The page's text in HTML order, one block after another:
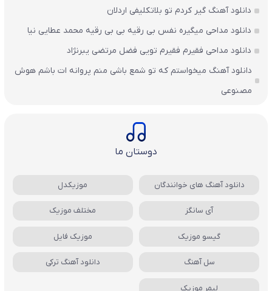
دانلود آهنگ گیر کردم تو بلاتکلیفی اردلان
دانلود مداحی میگیره نفس بی رقیه بی بی رقیه محمد عطایی نیا
دانلود مداحی فقیرم فقیرم تویی فضل مرتضی یبرنژاد
دانلود آهنگ میخواستم که تو شمع باشی منم پروانه ات باشم هوش
مصنوعی
دوستان ما
دانلود آهنگ های خوانندگان موزیکدل
آی سانگز مختلف موزیک
گیسو موزیک موزیک فایل
سل آهنگ دانلود آهنگ ترکی
لیمر موزیک